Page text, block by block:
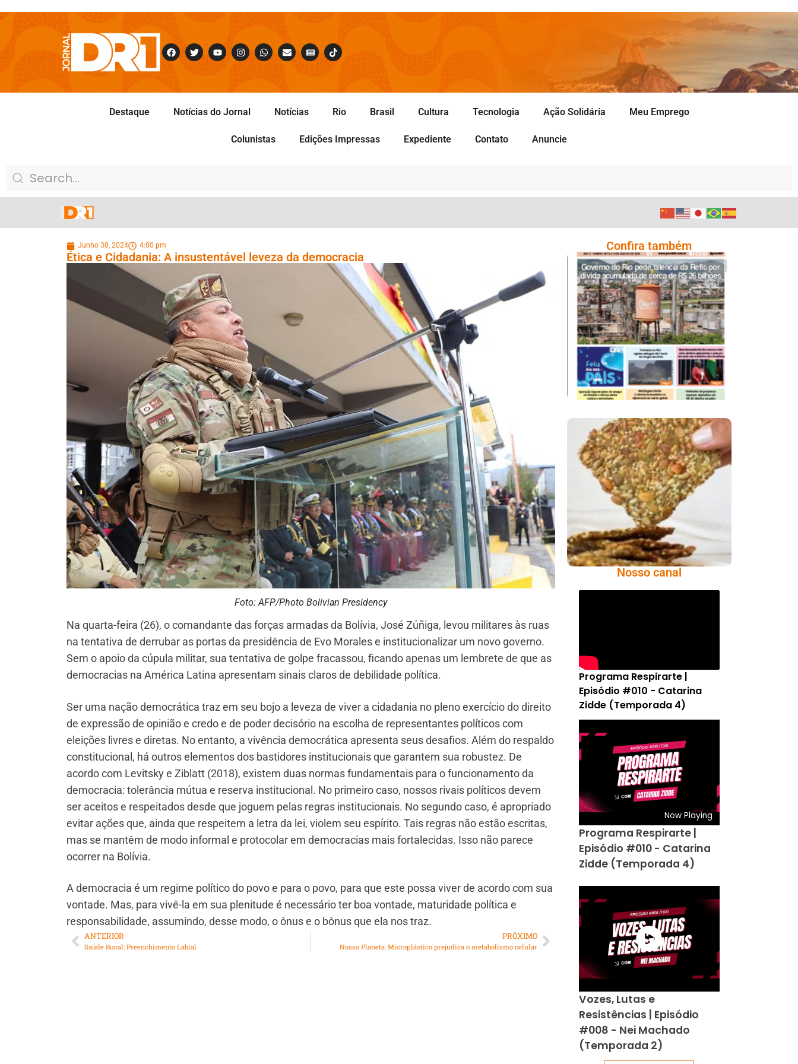
Destaque Notícias do Jornal Notícias Rio Brasil Cultura Tecnologia Ação Solidária Meu Emprego
Colunistas Edições Impressas Expediente Contato Anuncie
Junho 30, 2024 4:00 pm
Ética e Cidadania: A insustentável leveza da democracia
Foto: AFP/Photo Bolivian Presidency
Na quarta-feira (26), o comandante das forças armadas da Bolívia, José Zúñiga, levou militares às ruas
na tentativa de derrubar as portas da presidência de Evo Morales e institucionalizar um novo governo.
Sem o apoio da cúpula militar, sua tentativa de golpe fracassou, ficando apenas um lembrete de que as
democracias na América Latina apresentam sinais claros de debilidade política.
Ser uma nação democrática traz em seu bojo a leveza de viver a cidadania no pleno exercício do direito
de expressão de opinião e credo e de poder decisório na escolha de representantes políticos com
eleições livres e diretas. No entanto, a vivência democrática apresenta seus desafios. Além do respaldo
constitucional, há outros elementos dos bastidores institucionais que garantem sua robustez. De
acordo com Levitsky e Ziblatt (2018), existem duas normas fundamentais para o funcionamento da
democracia: tolerância mútua e reserva institucional. No primeiro caso, nossos rivais políticos devem
ser aceitos e respeitados desde que joguem pelas regras institucionais. No segundo caso, é apropriado
evitar ações que, ainda que respeitem a letra da lei, violem seu espírito. Tais regras não estão escritas,
mas se mantêm de modo informal e protocolar em democracias mais fortalecidas. Isso não parece
ocorrer na Bolívia.
A democracia é um regime político do povo e para o povo, para que este possa viver de acordo com sua
vontade. Mas, para vivê-la em sua plenitude é necessário ter boa vontade, maturidade política e
responsabilidade, assumindo, desse modo, o ônus e o bônus que ela nos traz.
ANTERIOR
Saúde Bucal: Preenchimento Labial
PRÓXIMO
Nosso Planeta: Microplástico prejudica o metabolismo celular
Confira também
Ano X – Número 367
08 A 14 De Agosto De
2026
Comer Bem: Cracker
De Sementes
Nosso canal
Programa Respirarte |
Episódio #010 - Catarina
Zidde (Temporada 4)
Now Playing
Programa Respirarte |
Episódio #010 - Catarina
Zidde (Temporada 4)
Vozes, Lutas e
Resistências | Episódio
#008 - Nei Machado
(Temporada 2)